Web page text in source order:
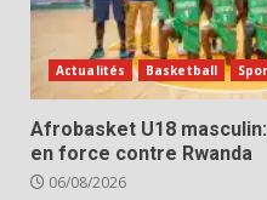
Actualités Basketball
Afrobasket U18
en force contre Rwanda
06/08/2026